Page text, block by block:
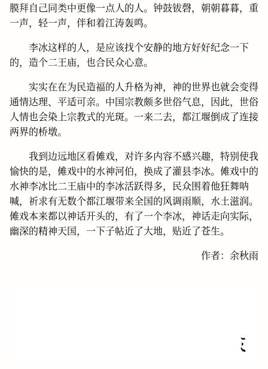
膜拜自己同类中更像一点人的人。钟鼓钹磬，朝朝暮暮，重
一声，轻一声，伴和着江涛轰鸣。
李冰这样的人，是应该找个安静的地方好好纪念一下
的，造个二王庙，也合民众心意。
实实在在为民造福的人升格为神，神的世界也就会变得
通情达理、平适可亲。中国宗教颇多世俗气息，因此，世俗
人情也会染上宗教式的光斑。一来二去，都江堰倒成了连接
两界的桥墩。
我到边远地区看傩戏，对许多内容不感兴趣，特别使我
愉快的是，傩戏中的水神河伯，换成了灌县李冰。傩戏中的
水神李冰比二王庙中的李冰活跃得多，民众围着他狂舞呐
喊，祈求有无数个都江堰带来全国的风调雨顺，水土滋润。
傩戏本来都以神话开头的，有了一个李冰，神话走向实际，
幽深的精神天国，一下子帖近了大地，贴近了苍生。
作者：余秋雨